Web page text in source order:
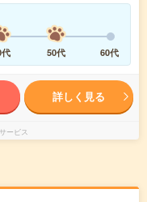
50代 60代
詳しく見る
ービス